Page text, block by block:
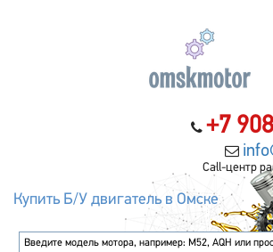
+7
Call-центр
Купить Б/У двигатель в Омске